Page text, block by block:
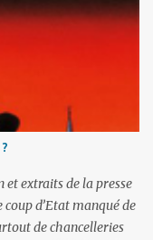
extraits de la presse
d’Etat manqué de
de chancelleries